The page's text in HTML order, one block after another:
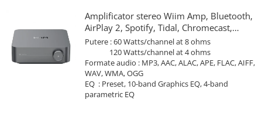
Amplificator stereo Wiim Amp, Bluetooth,
AirPlay 2, Spotify, Tidal, Chromecast,
HDMI & Voice Control
Putere : 60 Watts/channel at 8 ohms
120 Watts/channel at 4 ohms
Formate audio : MP3, AAC, ALAC, APE, FLAC, AIFF,
WAV, WMA, OGG
EQ : Preset, 10-band Graphics EQ, 4-band
parametric EQ